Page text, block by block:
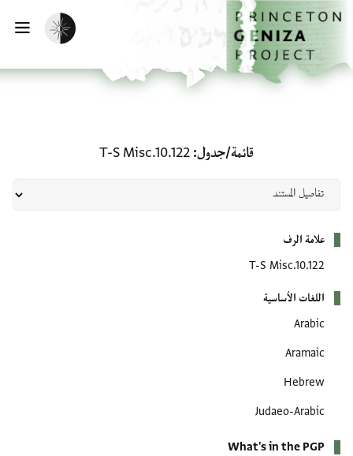
إلى المحتوى الرئيسي
الرئيسية
تفعيل الوضع المظلم
قائمة/جدول T-S Misc.10.122
علامة الرف
T-S Misc.10.122
اللغات الأساسية
Arabic
Aramaic
Hebrew
Judaeo-Arabic
What's in the PGP